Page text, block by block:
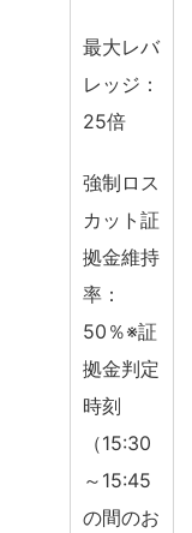
最大レバ
レッジ：
25倍
強制ロス
カット証
拠金維持
率：
50％※証
拠金判定
時刻
（15:30
～15:45
の間のお